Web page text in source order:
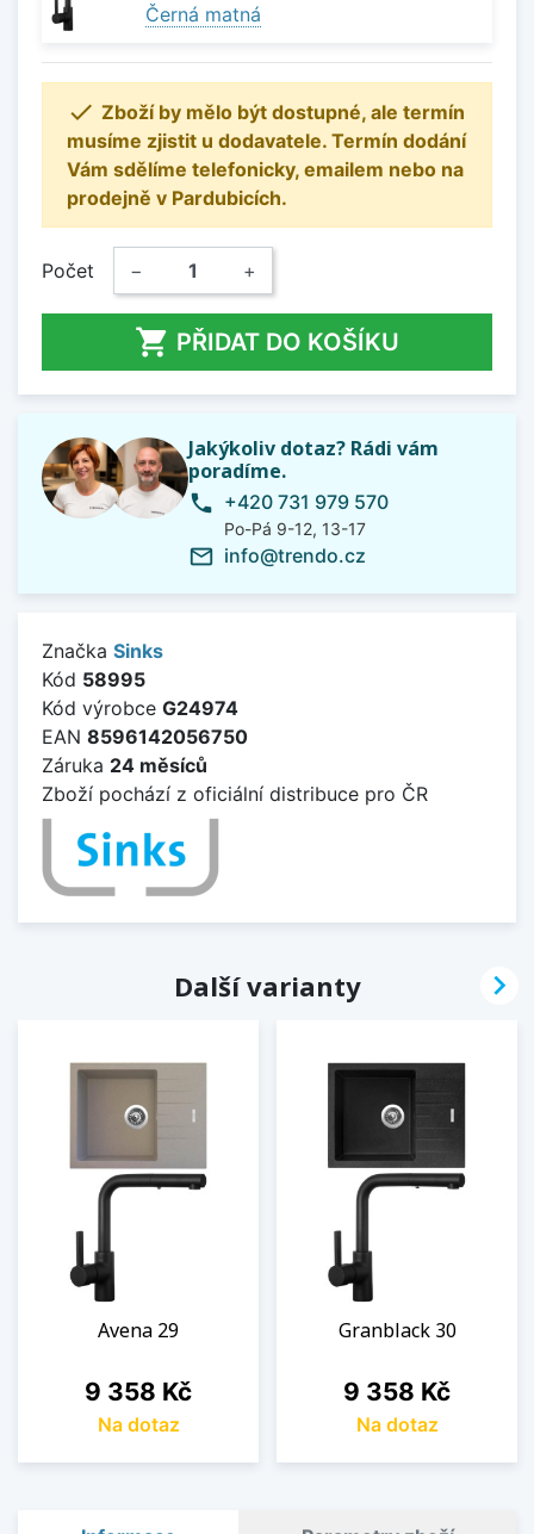
Černá matná
 Zboží by mělo být dostupné, ale termín
musíme zjistit u dodavatele. Termín dodání
Vám sdělíme telefonicky, emailem nebo na
prodejně v Pardubicích.
Počet − +
 PŘIDAT DO KOŠÍKU
Jakýkoliv dotaz? Rádi vám
poradíme.
phone +420 731 979 570
Po-Pá 9-12, 13-17
mail_outline info@trendo.cz
Značka Sinks
Kód 58995
Kód výrobce G24974
EAN 8596142056750
Záruka 24 měsíců
Zboží pochází z oficiální distribuce pro ČR
Další varianty
Avena 29
Cena
9 358 Kč
Na dotaz
Granblack 30
Cena
9 358 Kč
Na dotaz
